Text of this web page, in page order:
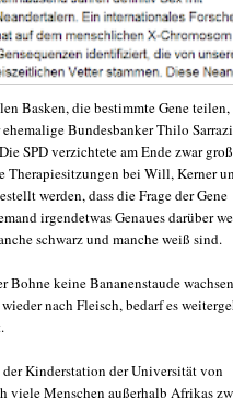
Basken, die bestimmte Gene teilen,
Bundesbanker Thilo
SPD verzichtete am Ende zwar
Therapiesitzungen bei Will, Kerner
werden, dass die Frage der Gene
irgendetwas Genaues darüber
schwarz und manche weiß sind.
Bohne keine Bananenstaude
nach Fleisch, bedarf es
Kinderstation der Universität von
viele Menschen außerhalb Afrikas